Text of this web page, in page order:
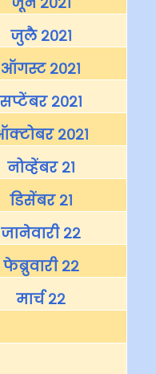
जुलै २०२१
ऑगस्ट २०२१
सप्टेंबर २०२१
२०२१
नोव्हेंबर २१
डिसेंबर २१
जानेवारी २२
फेब्रुवारी २२
मार्च २२